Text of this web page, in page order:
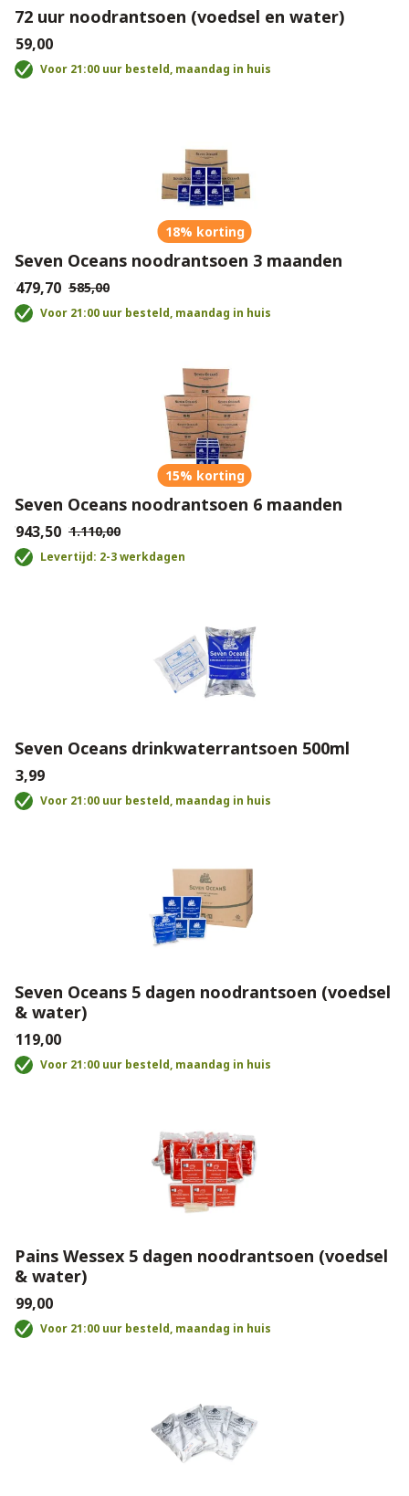
72 uur noodrantsoen (voedsel en water)
€59,00
Voor 21:00 uur besteld, maandag in huis
18% korting
Seven Oceans noodrantsoen 3 maanden
€479,70 €585,00
Voor 21:00 uur besteld, maandag in huis
15% korting
Seven Oceans noodrantsoen 6 maanden
€943,50 €1.110,00
Levertijd: 2-3 werkdagen
Seven Oceans drinkwaterrantsoen 500ml
€3,99
Voor 21:00 uur besteld, maandag in huis
Seven Oceans 5 dagen noodrantsoen (voedsel
& water)
€119,00
Voor 21:00 uur besteld, maandag in huis
Pains Wessex 5 dagen noodrantsoen (voedsel
& water)
€99,00
Voor 21:00 uur besteld, maandag in huis